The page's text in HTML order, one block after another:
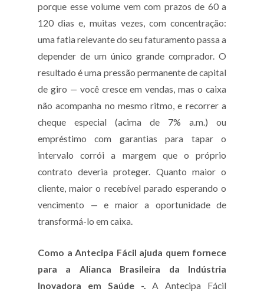
porque esse volume vem com prazos de 60 a
120 dias e, muitas vezes, com concentração:
uma fatia relevante do seu faturamento passa a
depender de um único grande comprador. O
resultado é uma pressão permanente de capital
de giro — você cresce em vendas, mas o caixa
não acompanha no mesmo ritmo, e recorrer a
cheque especial (acima de 7% a.m.) ou
empréstimo com garantias para tapar o
intervalo corrói a margem que o próprio
contrato deveria proteger. Quanto maior o
cliente, maior o recebível parado esperando o
vencimento — e maior a oportunidade de
transformá-lo em caixa.
Como a Antecipa Fácil ajuda quem fornece
para a Alianca Brasileira da Indústria
Inovadora em Saúde -. A Antecipa Fácil